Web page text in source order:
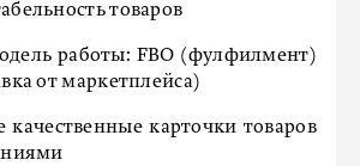
товаров
работы: FBO (фулфилмент)
от маркетплейса)
качественные карточки товаров